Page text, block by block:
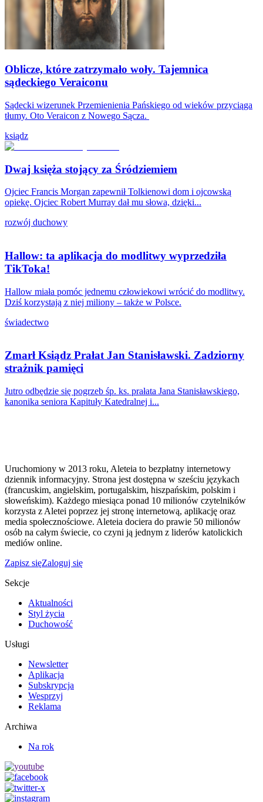
Oblicze, które zatrzymało woły. Tajemnica
sądeckiego Veraiconu
Sądecki wizerunek Przemienienia Pańskiego od wieków przyciąga
tłumy. Oto Veraicon z Nowego Sącza.
ksiądz
Dwaj księża stojący za Śródziemiem
Ojciec Francis Morgan zapewnił Tolkienowi dom i ojcowską
opiekę. Ojciec Robert Murray dał mu słowa, dzięki...
rozwój duchowy
Hallow: ta aplikacja do modlitwy wyprzedziła
TikToka!
Hallow miała pomóc jednemu człowiekowi wrócić do modlitwy.
Dziś korzystają z niej miliony – także w Polsce.
świadectwo
Zmarł Ksiądz Prałat Jan Stanisławski. Zadziorny
strażnik pamięci
Jutro odbędzie się pogrzeb śp. ks. prałata Jana Stanisławskiego,
kanonika seniora Kapituły Katedralnej i...
Uruchomiony w 2013 roku, Aleteia to bezpłatny internetowy
dziennik informacyjny. Strona jest dostępna w sześciu językach
(francuskim, angielskim, portugalskim, hiszpańskim, polskim i
słoweńskim). Każdego miesiąca ponad 10 milionów czytelników
korzysta z Aletei poprzez jej stronę internetową, aplikację oraz
media społecznościowe. Aleteia dociera do prawie 50 milionów
osób na całym świecie, co czyni ją jednym z liderów katolickich
mediów online.
Zapisz sięZaloguj się
Sekcje
Aktualności
Styl życia
Duchowość
Usługi
Newsletter
Aplikacja
Subskrypcja
Wesprzyj
Reklama
Archiwa
Na rok